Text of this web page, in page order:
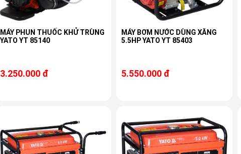
MÁY PHUN THUỐC KHỬ TRÙNG
YATO YT 85140
3.250.000 đ
MÁY BƠM NƯỚC DÙNG XĂNG
5.5HP YATO YT 85403
5.550.000 đ